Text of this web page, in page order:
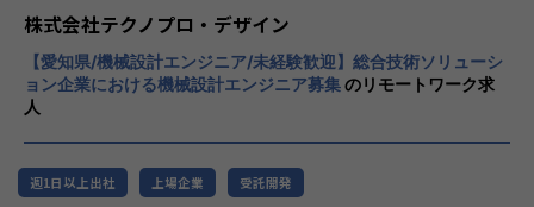
程プロジェクトの増加といった世の中で技術
者集団として価値提供を行うために、エンジ
ニアが生涯活躍できる環境を考え事業運営を
行っています。
株式会社テクノプロ・デザイン
【愛知県/機械設計エンジニア/未経験歓迎】総合技術ソリューシ
ョン企業における機械設計エンジニア募集のリモートワーク求
人
週1日以上出社 上場企業 受託開発